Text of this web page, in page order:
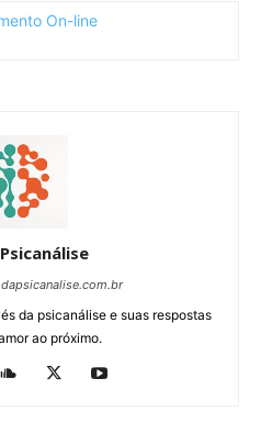
da psicanálise e suas respostas
ao próximo.